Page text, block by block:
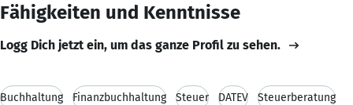
Fähigkeiten und Kenntnisse
Logg Dich jetzt ein, um das ganze Profil zu sehen.
Buchhaltung Finanzbuchhaltung Steuer DATEV Steuerberatung